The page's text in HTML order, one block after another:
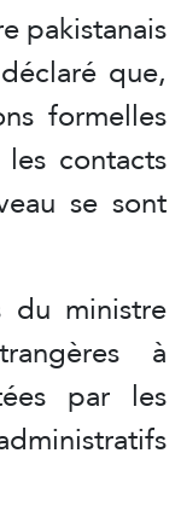
pakistanais
que,
formelles
contacts
se sont
ministre
à
par les